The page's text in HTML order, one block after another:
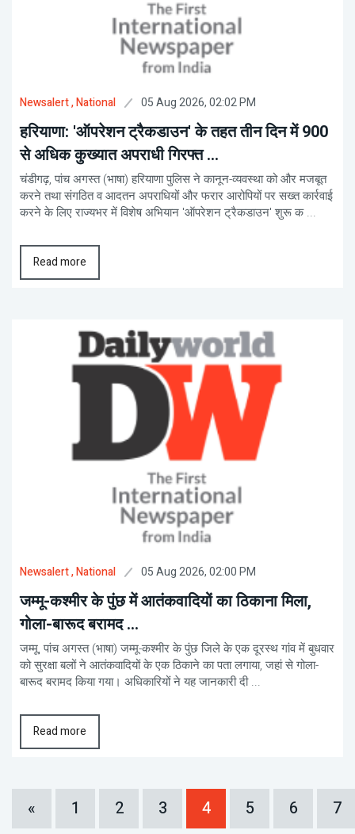
Newsalert, National 05 Aug 2026, 02:02 PM
हरियाणा: 'ऑपरेशन ट्रैकडाउन' के तहत तीन दिन में 900
से अधिक कुख्यात अपराधी गिरफ्त ...
चंडीगढ़, पांच अगस्त (भाषा) हरियाणा पुलिस ने कानून-व्यवस्था को और मजबूत
करने तथा संगठित व आदतन अपराधियों और फरार आरोपियों पर सख्त कार्रवाई
करने के लिए राज्यभर में विशेष अभियान 'ऑपरेशन ट्रैकडाउन' शुरू क ...
Read more
Newsalert, National 05 Aug 2026, 02:00 PM
जम्मू-कश्मीर के पुंछ में आतंकवादियों का ठिकाना मिला,
गोला-बारूद बरामद ...
जम्मू, पांच अगस्त (भाषा) जम्मू-कश्मीर के पुंछ जिले के एक दूरस्थ गांव में बुधवार
को सुरक्षा बलों ने आतंकवादियों के एक ठिकाने का पता लगाया, जहां से गोला-
बारूद बरामद किया गया। अधिकारियों ने यह जानकारी दी ...
Read more
« 1 2 3 4 5 6 7